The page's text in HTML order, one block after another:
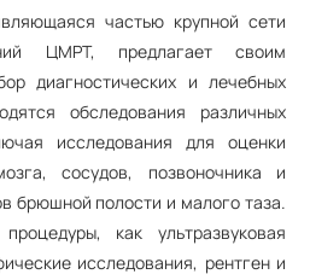
частью крупной сети
ЦМРТ, предлагает своим
диагностических и лечебных
обследования различных
исследования для оценки
сосудов, позвоночника и
брюшной полости и малого таза.
как ультразвуковая
исследования, рентген и